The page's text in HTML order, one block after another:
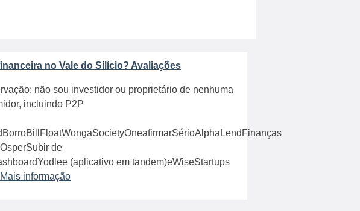
no Vale do Silício? Avaliações
não sou investidor ou proprietário de nenhuma
incluindo P2P
de
(aplicativo em tandem)eWiseStartups
informação